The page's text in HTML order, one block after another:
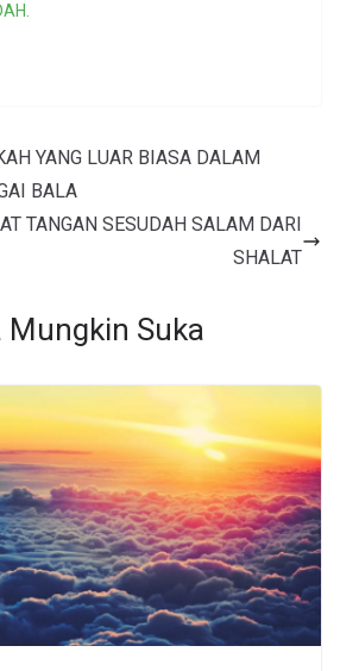
YANG LUAR BIASA DALAM
BALA
TANGAN SESUDAH SALAM DARI
SHALAT
Mungkin Suka